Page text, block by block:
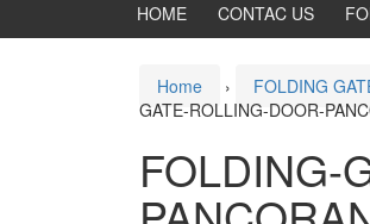
HOME CONTAC US
Home › FOLDING
GATE-ROLLING-DOOR-
FOLDING-